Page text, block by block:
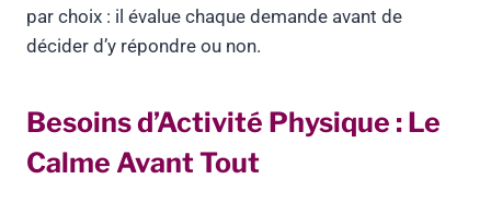
par choix : il évalue chaque demande avant de
décider d’y répondre ou non.
Besoins d’Activité Physique : Le
Calme Avant Tout